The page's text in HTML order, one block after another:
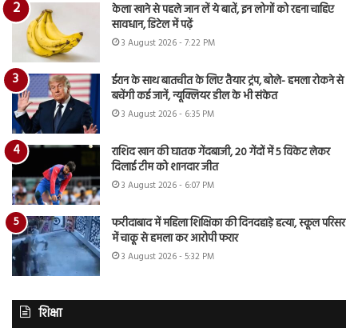
केला खाने से पहले जान लें ये बातें, इन लोगों को रहना चाहिए
सावधान, डिटेल में पढ़ें
3 August 2026 - 7:22 PM
ईरान के साथ बातचीत के लिए तैयार ट्रंप, बोले- हमला रोकने से
बचेंगी कई जानें, न्यूक्लियर डील के भी संकेत
3 August 2026 - 6:35 PM
राशिद खान की घातक गेंदबाजी, 20 गेंदों में 5 विकेट लेकर
दिलाई टीम को शानदार जीत
3 August 2026 - 6:07 PM
फरीदाबाद में महिला शिक्षिका की दिनदहाड़े हत्या, स्कूल परिसर
में चाकू से हमला कर आरोपी फरार
3 August 2026 - 5:32 PM
शिक्षा